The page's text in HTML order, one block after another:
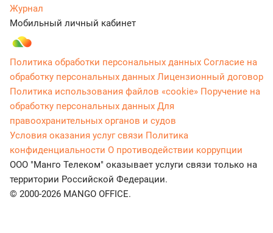
Журнал
Мобильный личный кабинет
Политика обработки персональных данных Согласие на
обработку персональных данных Лицензионный договор
Политика использования файлов «cookie» Поручение на
обработку персональных данных Для
правоохранительных органов и судов
Условия оказания услуг связи Политика
конфиденциальности О противодействии коррупции
ООО "Манго Телеком" оказывает услуги связи только на
территории Российской Федерации.
© 2000-2026 MANGO OFFICE.